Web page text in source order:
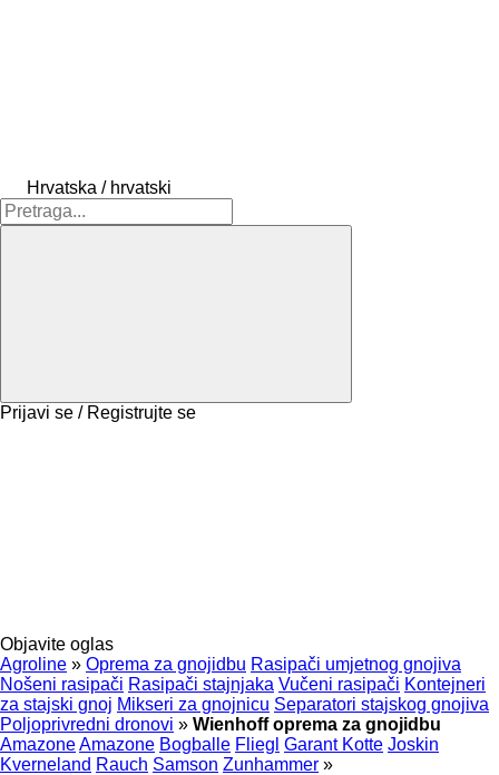
Hrvatska / hrvatski
Prijavi se / Registrujte se
Objavite oglas
Agroline » Oprema za gnojidbu Rasipači umjetnog gnojiva
Nošeni rasipači Rasipači stajnjaka Vučeni rasipači Kontejneri
za stajski gnoj Mikseri za gnojnicu Separatori stajskog gnojiva
Poljoprivredni dronovi » Wienhoff oprema za gnojidbu
AmazoneAmazone Bogballe Fliegl Garant Kotte Joskin
Kverneland Rauch Samson Zunhammer »